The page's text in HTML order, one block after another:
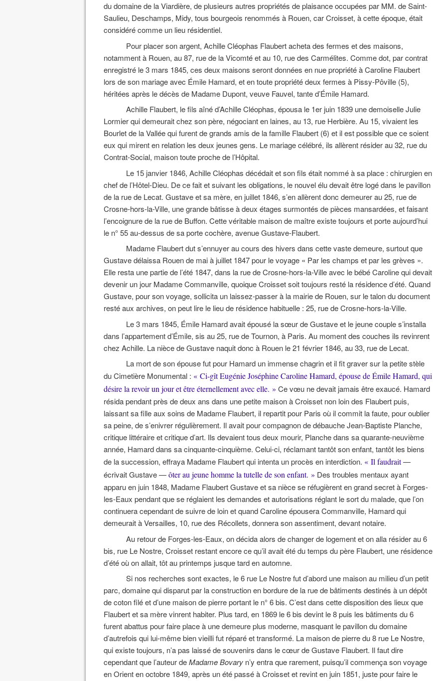
du domaine de la Viardière, de plusieurs autres propriétés de plaisance occupées par MM. de Saint-
Saulieu, Deschamps, Midy, tous bourgeois renommés à Rouen, car Croisset, à cette époque, était
considéré comme un lieu résidentiel.
Pour placer son argent, Achille Cléophas Flaubert acheta des fermes et des maisons,
notamment à Rouen, au 87, rue de la Vicomté et au 10, rue des Carmélites. Comme dot, par contrat
enregistré le 3 mars 1845, ces deux maisons seront données en nue propriété à Caroline Flaubert
lors de son mariage avec Émile Hamard, et en toute propriété deux fermes à Pissy-Pôville (5),
héritées après le décès de Madame Dupont, veuve Fauvel, tante d’Émile Hamard.
Achille Flaubert, le fils aîné d’Achille Cléophas, épousa le 1er juin 1839 une demoiselle Julie
Lormier qui demeurait chez son père, négociant en laines, au 13, rue Herbière. Au 15, vivaient les
Bourlet de la Vallée qui furent de grands amis de la famille Flaubert (6) et il est possible que ce soient
eux qui mirent en relation les deux jeunes gens. Le mariage célébré, ils allèrent résider au 32, rue du
Contrat-Social, maison toute proche de l’Hôpital.
Le 15 janvier 1846, Achille Cléophas décédait et son fils était nommé à sa place : chirurgien en
chef de l’Hôtel-Dieu. De ce fait et suivant les obligations, le nouvel élu devait être logé dans le pavillon
de la rue de Lecat. Gustave et sa mère, en juillet 1846, s’en allèrent donc demeurer au 25, rue de
Crosne-hors-la-Ville, une grande bâtisse à deux étages surmontés de pièces mansardées, et faisant
l’encoignure de la rue de Buffon. Cette véritable maison de maître existe toujours et porte aujourd’hui
le n° 55 au-dessus de sa porte cochère, avenue Gustave-Flaubert.
Madame Flaubert dut s’ennuyer au cours des hivers dans cette vaste demeure, surtout que
Gustave délaissa Rouen de mai à juillet 1847 pour le voyage « Par les champs et par les grèves ».
Elle resta une partie de l’été 1847, dans la rue de Crosne-hors-la-Ville avec le bébé Caroline qui devait
devenir un jour Madame Commanville, quoique Croisset soit toujours resté la résidence d’été. Quand
Gustave, pour son voyage, sollicita un laissez-passer à la mairie de Rouen, sur le talon du document
resté aux archives, on peut lire le lieu de résidence habituelle : 25, rue de Crosne-hors-la-Ville.
Le 3 mars 1845, Émile Hamard avait épousé la sœur de Gustave et le jeune couple s’installa
dans l’appartement d’Émile, sis au 25, rue de Tournon, à Paris. Au moment des couches ils revinrent
chez Achille. La nièce de Gustave naquit donc à Rouen le 21 février 1846, au 33, rue de Lecat.
La mort de son épouse fut pour Hamard un immense chagrin et il fit graver sur la petite stèle
du Cimetière Monumental : « Ci-gît Eugénie Joséphine Caroline Hamard, épouse de Émile Hamard, qui
désire la revoir un jour et être éternellement avec elle. » Ce vœu ne devait jamais être exaucé. Hamard
résida pendant près de deux ans dans une petite maison à Croisset non loin des Flaubert puis,
laissant sa fille aux soins de Madame Flaubert, il repartit pour Paris où il commit la faute, pour oublier
sa peine, de s’enivrer régulièrement. Il avait pour compagnon de débauche Jean-Baptiste Planche,
critique littéraire et critique d’art. Ils devaient tous deux mourir, Planche dans sa quarante-neuvième
année, Hamard dans sa cinquante-cinquième. Celui-ci, réclamant tantôt son enfant, tantôt les biens
de la succession, effraya Madame Flaubert qui intenta un procès en interdiction. « Il faudrait—
écrivait Gustave —ôter au jeune homme la tutelle de son enfant. » Des troubles mentaux ayant
apparu en juin 1848, Madame Flaubert Gustave et sa nièce se réfugièrent en grand secret à Forges-
les-Eaux pendant que se réglaient les demandes et autorisations réglant le sort du malade, que l’on
continuera cependant de suivre de loin et quand Caroline épousera Commanville, Hamard qui
demeurait à Versailles, 10, rue des Récollets, donnera son assentiment, devant notaire.
Au retour de Forges-les-Eaux, on décida alors de changer de logement et on alla résider au 6
bis, rue Le Nostre, Croisset restant encore ce qu’il avait été du temps du père Flaubert, une résidence
d’été où on allait, tôt au printemps jusque tard en automne.
Si nos recherches sont exactes, le 6 rue Le Nostre fut d’abord une maison au milieu d’un petit
parc, domaine qui disparut par la construction en bordure de la rue de bâtiments destinés à un dépôt
de coton filé et d’une maison de pierre portant le n° 6 bis. C’est dans cette disposition des lieux que
Flaubert et sa mère vinrent habiter. Plus tard, en 1869 le 6 bis devint le 8 puis les bâtiments du 6
furent abattus pour faire place à une demeure plus moderne, masquant le pavillon du domaine
d’autrefois qui lui-même bien vieilli fut réparé et transformé. La maison de pierre du 8 rue Le Nostre,
qui existe toujours, n’a pas laissé de souvenirs dans le cœur de Gustave Flaubert. Il faut dire
cependant que l’auteur deMadame Bovary n’y entra que rarement, puisqu’il commença son voyage
en Orient en octobre 1849, après un été passé à Croisset et revint en juin 1851, juste pour faire le